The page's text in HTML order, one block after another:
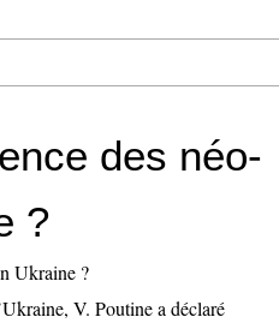
des néo-
?
V. Poutine a déclaré